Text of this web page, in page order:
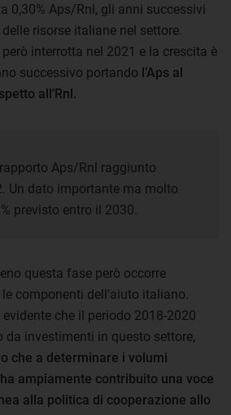
0,30% Aps/Rnl, gli anni successivi
risorse italiane nel settore.
interrotta nel 2021 e la crescita è
successivo portando l’Aps al
all’Rnl.
Aps/Rnl raggiunto
Un dato importante ma molto
previsto entro il 2030.
questa fase però occorre
componenti dell’aiuto italiano.
che il periodo 2018-2020
da investimenti in questo settore,
che a determinare i volumi
ampiamente contribuito una voce
alla politica di cooperazione allo